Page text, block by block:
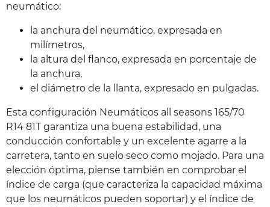
neumático:
la anchura del neumático, expresada en
milímetros,
la altura del flanco, expresada en porcentaje de
la anchura,
el diámetro de la llanta, expresado en pulgadas.
Esta configuración Neumáticos all seasons 165/70
R14 81T garantiza una buena estabilidad, una
conducción confortable y un excelente agarre a la
carretera, tanto en suelo seco como mojado. Para una
elección óptima, piense también en comprobar el
índice de carga (que caracteriza la capacidad máxima
que los neumáticos pueden soportar) y el índice de